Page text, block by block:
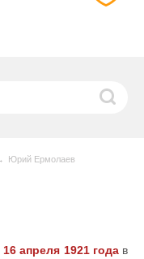
Юрий Ермолаев
16 апреля 1921 годав